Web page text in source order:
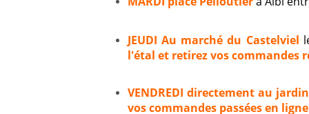
JEUDI Au marché du Castelviel
l'étal et retirez vos commandes
VENDREDI directement au
vos commandes passées en ligne